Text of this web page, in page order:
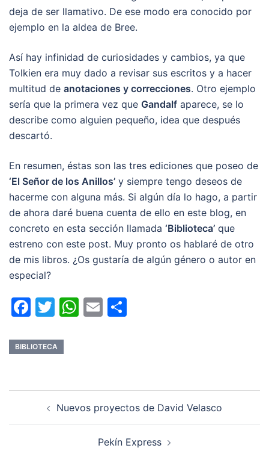
deja de ser llamativo. De ese modo era conocido por
ejemplo en la aldea de Bree.
Así hay infinidad de curiosidades y cambios, ya que
Tolkien era muy dado a revisar sus escritos y a hacer
multitud de anotaciones y correcciones. Otro ejemplo
sería que la primera vez que Gandalf aparece, se lo
describe como alguien pequeño, idea que después
descartó.
En resumen, éstas son las tres ediciones que poseo de
‘El Señor de los Anillos’ y siempre tengo deseos de
hacerme con alguna más. Si algún día lo hago, a partir
de ahora daré buena cuenta de ello en este blog, en
concreto en esta sección llamada ‘Biblioteca’ que
estreno con este post. Muy pronto os hablaré de otro
de mis libros. ¿Os gustaría de algún género o autor en
especial?
Facebook
Twitter
WhatsApp
Email
BIBLIOTECA
entradas
Nuevos proyectos de David Velasco
Pekín Express